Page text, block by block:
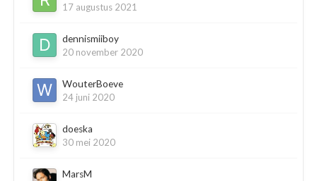
17 augustus 2021
dennismiiboy
20 november 2020
WouterBoeve
24 juni 2020
doeska
30 mei 2020
MarsM